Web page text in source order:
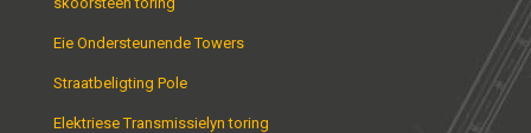
Eie Ondersteunende Towers
Straatbeligting Pole
Elektriese Transmissielyn toring